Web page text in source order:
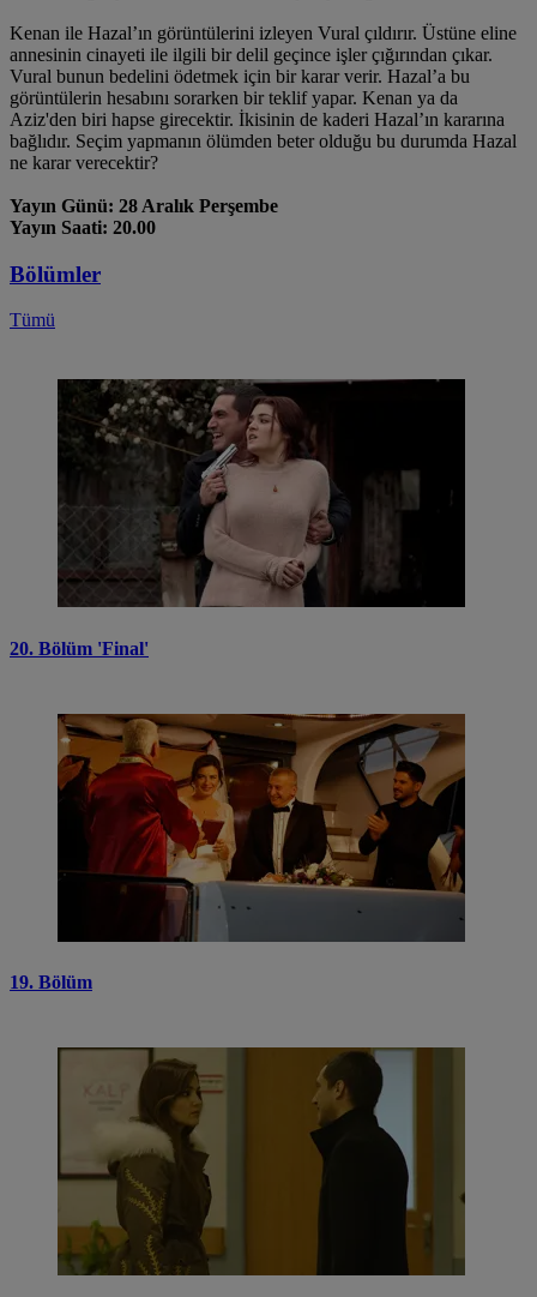
Kenan ile Hazal’ın görüntülerini izleyen Vural çıldırır. Üstüne eline
annesinin cinayeti ile ilgili bir delil geçince işler çığırından çıkar.
Vural bunun bedelini ödetmek için bir karar verir. Hazal’a bu
görüntülerin hesabını sorarken bir teklif yapar. Kenan ya da
Aziz'den biri hapse girecektir. İkisinin de kaderi Hazal’ın kararına
bağlıdır. Seçim yapmanın ölümden beter olduğu bu durumda Hazal
ne karar verecektir?
Yayın Günü: 28 Aralık Perşembe
Yayın Saati: 20.00
Bölümler
Tümü
20. Bölüm 'Final'
19. Bölüm